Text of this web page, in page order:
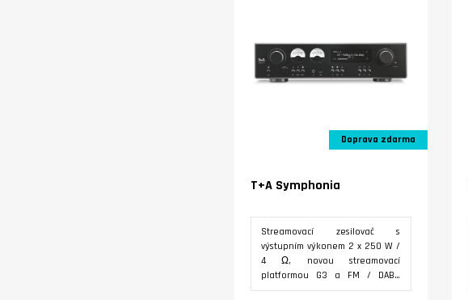
Doprava zdarma
T+A Symphonia
Streamovací zesilovač s
výstupním výkonem 2 x 250 W /
4 Ω, novou streamovací
platformou G3 a FM / DAB+
tunerem. Vstupy pro další